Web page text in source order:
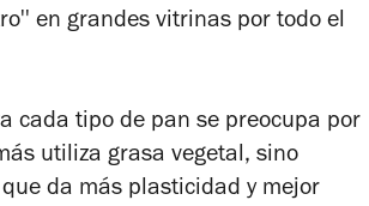
en grandes vitrinas por todo el
cada tipo de pan se preocupa por
utiliza grasa vegetal, sino
da más plasticidad y mejor